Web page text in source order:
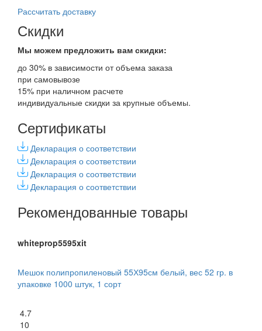
Рассчитать доставку
Скидки
Мы можем предложить вам скидки:
до 30% в зависимости от объема заказа
при самовывозе
15% при наличном расчете
индивидуальные скидки за крупные объемы.
Сертификаты
Декларация о соответствии
Декларация о соответствии
Декларация о соответствии
Декларация о соответствии
Рекомендованные товары
whiteprop5595xit
Мешок полипропиленовый 55Х95см белый, вес 52 гр. в
упаковке 1000 штук, 1 сорт
4.7
10